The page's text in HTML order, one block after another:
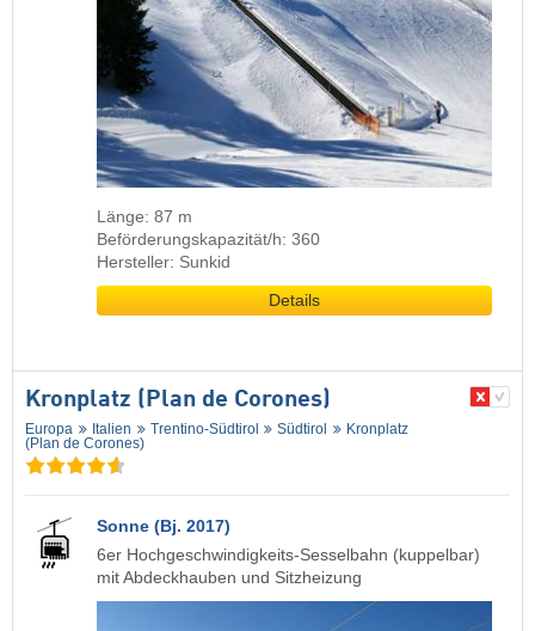
Länge: 87 m
Beförderungskapazität/h: 360
Hersteller: Sunkid
Details
Kronplatz (Plan de Corones)
Europa Italien Trentino-Südtirol Südtirol
Kronplatz
(Plan de Corones)
Sonne (Bj. 2017)
6er Hochgeschwindigkeits-Sesselbahn (kuppelbar)
mit Abdeckhauben und Sitzheizung